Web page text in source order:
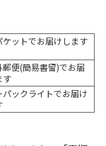
ケットでお届けします
郵便(簡易書留)でお届
す
パックライトでお届け